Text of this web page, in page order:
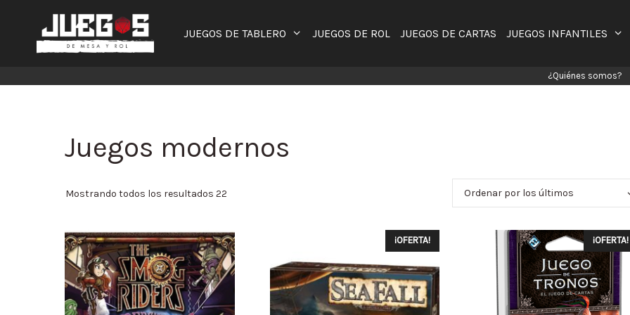
contenido
JUEGOS DE TABLERO JUEGOS DE ROL JUEGOS DE CARTAS JUEGOS INFANTILES
¿Quiénes somos?
Juegos modernos
Mostrando todos los resultados 22
¡OFERTA! ¡OFERTA!